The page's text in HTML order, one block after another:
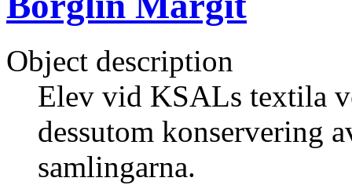
Object description
Elev vid KSALs textila
dessutom konservering
samlingarna.